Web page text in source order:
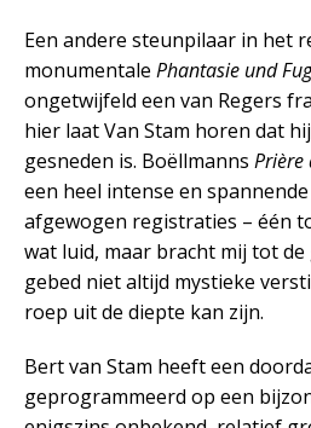
Een andere steunpilaar in het
monumentale Phantasie und
ongetwijfeld een van Regers
hier laat Van Stam horen dat
gesneden is. Boëllmanns Prière
een heel intense en
afgewogen registraties – één
wat luid, maar bracht mij tot de
gebed niet altijd mystieke
roep uit de diepte kan zijn.
Bert van Stam heeft een
geprogrammeerd op een